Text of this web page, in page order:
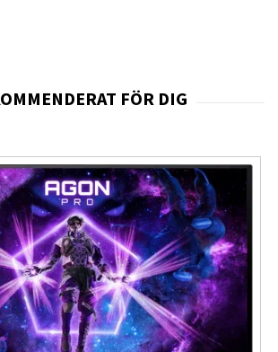
och breda betraktningsvinklar
lämplig för arbete där
är viktig. Detta gör skärmen användbar
och tekniska arbetsuppgifter.
bidrar till bättre resultat.
på120 Hzger
och förbättrad visuell upplevelse vid
och video. Ljusstyrkan på350 cd/m²
även i ljusare arbetsmiljöer. HDR10-